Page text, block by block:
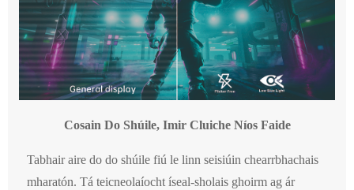
Cosain Do Shúile, Imir Cluiche Níos Faide
Tabhair aire do do shúile fiú le linn seisiúin chearrbhachais
mharatón. Tá teicneolaíocht íseal-sholais ghoirm ag ár